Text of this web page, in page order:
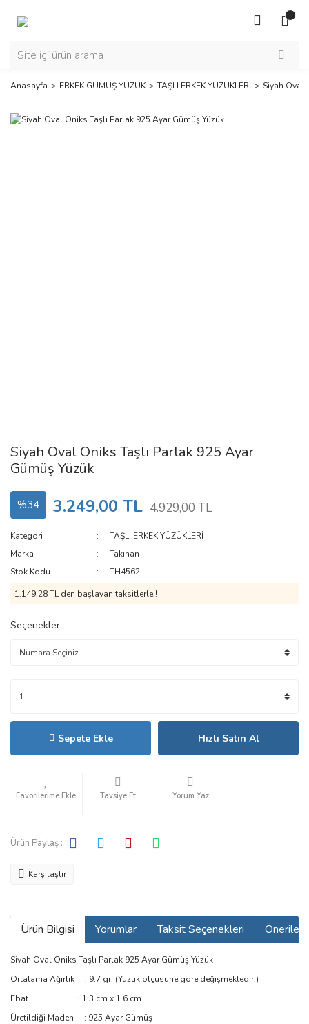
Anasayfa ERKEK GÜMÜŞ YÜZÜK TAŞLI ERKEK YÜZÜKLERİ Siyah Oval
Siyah Oval Oniks Taşlı Parlak 925 Ayar
Gümüş Yüzük
%34 3.249,00 TL 4.929,00 TL
Kategori
TAŞLI ERKEK YÜZÜKLERİ
Marka
Takıhan
Stok Kodu
TH4562
1.149,28 TL den başlayan taksitlerle!!
Seçenekler
Sepete Ekle Hızlı Satın Al
Tavsiye Et Yorum Yaz
Ürün Paylaş :
Karşılaştır
Ürün Bilgisi Yorumlar Taksit Seçenekleri
Siyah Oval Oniks Taşlı Parlak 925 Ayar Gümüş Yüzük
Ortalama Ağırlık : 9.7 gr. (Yüzük ölçüsüne göre değişmektedir.)
Ebat : 1.3 cm x 1.6 cm
Üretildiği Maden : 925 Ayar Gümüş